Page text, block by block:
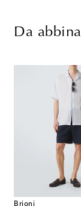
Da
Brioni